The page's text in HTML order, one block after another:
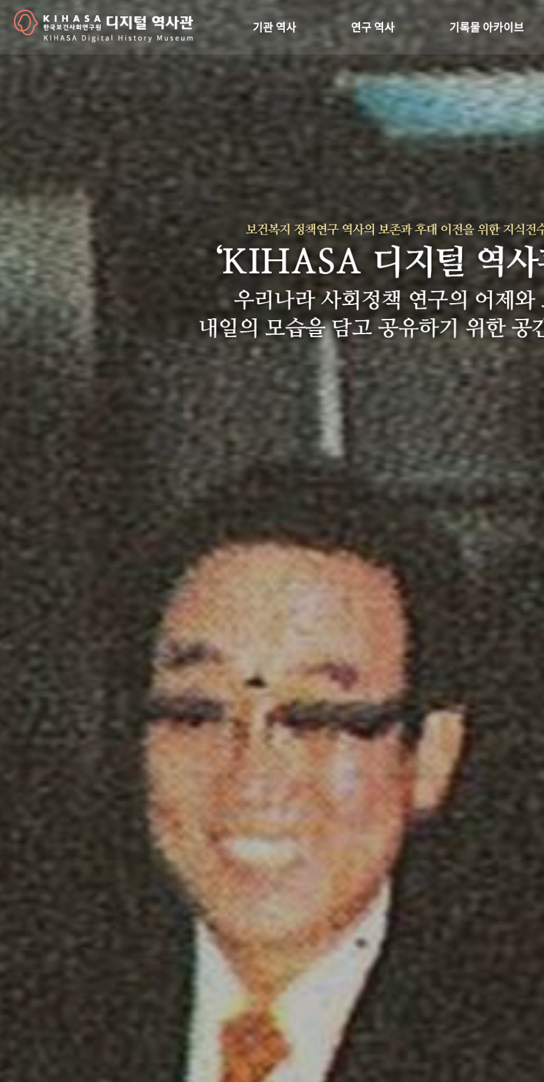
기관 역사
걸어온 길
기관 변천사
연구 역사
정책과 연구
키워드로 보는 연구 역사
연구자들
간행물 변천사
기록물 아카이브
사진 아카이브
문서 기록물
행정박물
영상 기록물